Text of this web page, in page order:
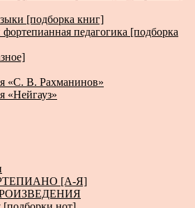
[подборка книг]
педагогика [подборка
«С. В. Рахманинов»
«Нейгауз»
[А-Я]